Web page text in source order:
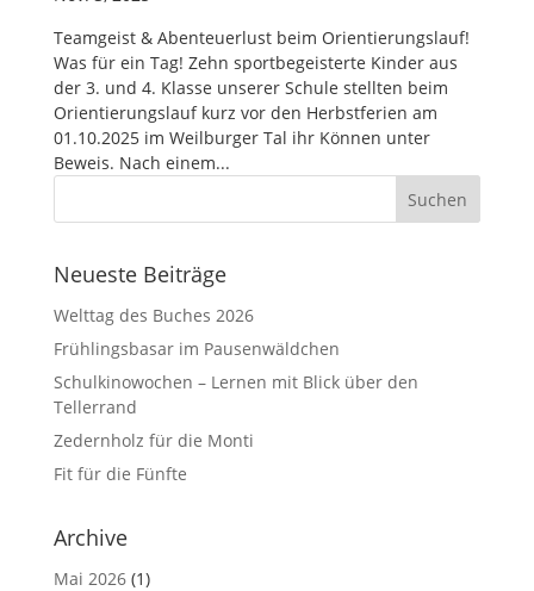
Teamgeist & Abenteuerlust beim Orientierungslauf!
Was für ein Tag! Zehn sportbegeisterte Kinder aus
der 3. und 4. Klasse unserer Schule stellten beim
Orientierungslauf kurz vor den Herbstferien am
01.10.2025 im Weilburger Tal ihr Können unter
Beweis. Nach einem...
Neueste Beiträge
Welttag des Buches 2026
Frühlingsbasar im Pausenwäldchen
Schulkinowochen – Lernen mit Blick über den
Tellerrand
Zedernholz für die Monti
Fit für die Fünfte
Archive
Mai 2026(1)